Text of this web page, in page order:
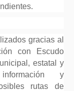
gracias al
con Escudo
estatal y
y
rutas de